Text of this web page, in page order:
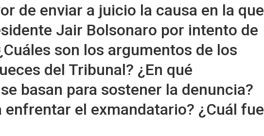
de enviar a juicio la causa en la que
Jair Bolsonaro por intento de
son los argumentos de los
del Tribunal? ¿En qué
basan para sostener la denuncia?
enfrentar el exmandatario? ¿Cuál fue